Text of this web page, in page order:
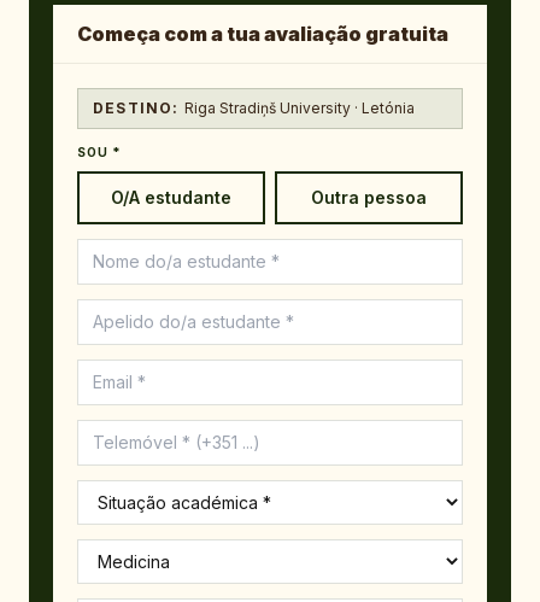
Começa com a tua avaliação gratuita
DESTINO: Riga Stradiņš University · Letónia
SOU *
O/A estudante Outra pessoa